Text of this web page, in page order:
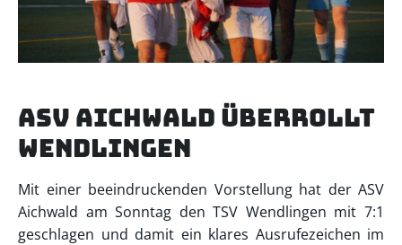
ASV Aichwald überrollt
Wendlingen
Mit einer beeindruckenden Vorstellung hat der ASV
Aichwald am Sonntag den TSV Wendlingen mit 7:1
geschlagen und damit ein klares Ausrufezeichen im